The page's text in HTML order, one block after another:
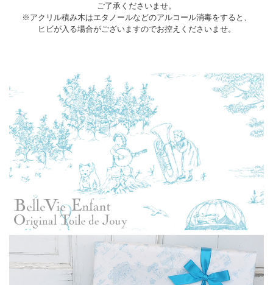
ご了承くださいませ。
※アクリル積み木はエタノールなどのアルコール消毒をすると、
ヒビが入る場合がございますのでお控えくださいませ。